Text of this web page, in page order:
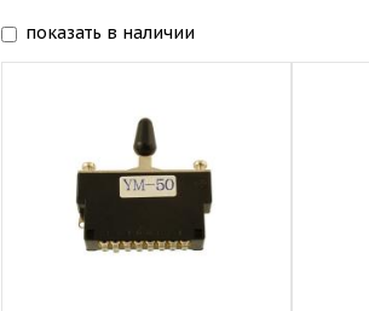
показать в наличии